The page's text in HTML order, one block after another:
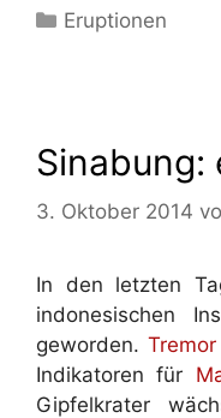
Kategorien
Eruptionen
3. Oktober 2014
In den letzten
indonesischen
geworden. Tremor
Indikatoren für
Gipfelkrater